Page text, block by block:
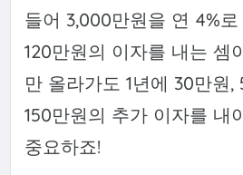
들어 3,000만원을 연 4%로
120만원의 이자를 내는 셈
만 올라가도 1년에 30만원,
150만원의 추가 이자를 내
중요하죠!